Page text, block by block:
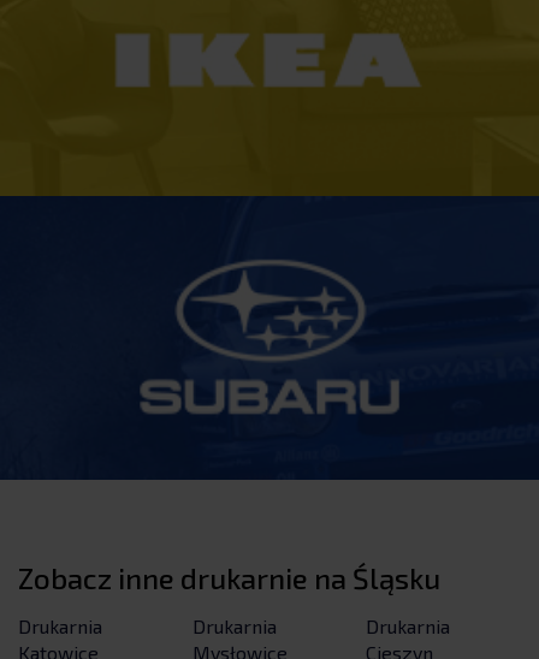
Zobacz inne drukarnie na Śląsku
Drukarnia
Katowice
Drukarnia
Mysłowice
Drukarnia
Cieszyn